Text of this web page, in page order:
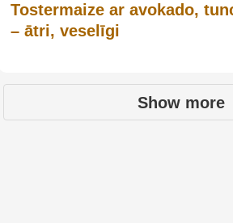
Tostermaize ar avokado,
– ātri, veselīgi
Show more